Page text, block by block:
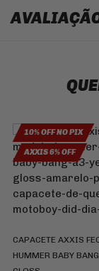
10% OFF NO PIX
AXXIS 6% OFF
CAPACETE AXXIS
HUMMER BABY